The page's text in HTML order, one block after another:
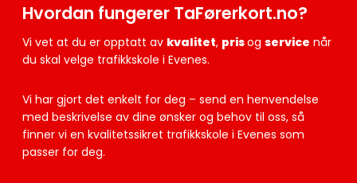
Hvordan fungerer TaFørerkort.no?
Vi vet at du er opptatt av kvalitet, prisog service når
du skal velge trafikkskole i Evenes.
Vi har gjort det enkelt for deg – send en henvendelse
med beskrivelse av dine ønsker og behov til oss, så
finner vi en kvalitetssikret trafikkskole i Evenes som
passer for deg.